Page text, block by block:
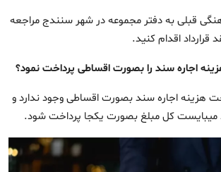
قبلی به دفتر مجموعه در شهر سنندج مراجعه
اقدام کنید.
هزینه اجاره سند بصورت اقساطی وجود ندارد و
میبایست کل مبلغ بصورت یکجا پرداخت شود.